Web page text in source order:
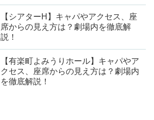
【シアターH】キャパやアクセス、座
席からの見え方は？劇場内を徹底解
説！
【有楽町よみうりホール】キャパやア
クセス、座席からの見え方は？劇場内
を徹底解説！